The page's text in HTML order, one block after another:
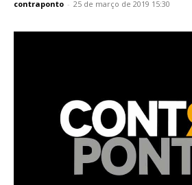
contraponto - 25 de março de 2019 15:30